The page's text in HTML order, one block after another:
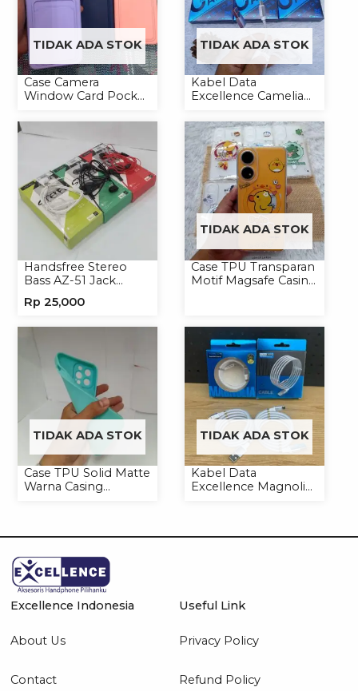
TIDAK ADA STOK
Case Camera
Window Card Pocket
Softcase
TIDAK ADA STOK
Kabel Data
Excellence Camelia
C
Handsfree Stereo
Bass AZ-51 Jack
Headset
Rp 25,000
TIDAK ADA STOK
Case TPU Transparan
Motif Magsafe Casing
TIDAK ADA STOK
Case TPU Solid Matte
Warna Casing
TIDAK ADA STOK
Kabel Data
Excellence Magnolia
Excellence Indonesia
About Us
Contact
Useful Link
Privacy Policy
Refund Policy